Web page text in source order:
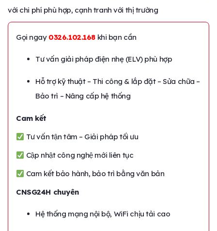
với chi phí phù hợp, cạnh tranh với thị trường
Gọi ngay 0326.102.168khi bạn cần
Tư vấn giải pháp điện nhẹ (ELV) phù hợp
Hỗ trợ kỹ thuật – Thi công & lắp đặt – Sửa chữa –
Bảo trì – Nâng cấp hệ thống
Cam kết
Tư vấn tận tâm – Giải pháp tối ưu
Cập nhật công nghệ mới liên tục
Cam kết bảo hành, bảo trì bằng văn bản
CNSG24H chuyên
Hệ thống mạng nội bộ, WiFi chịu tải cao